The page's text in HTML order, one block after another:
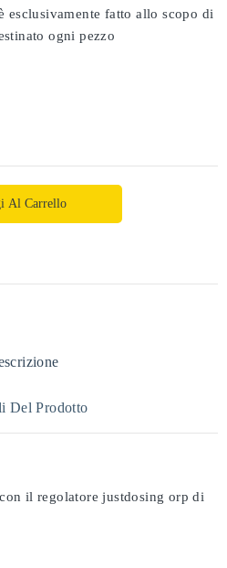
esclusivamente fatto allo scopo di
ogni pezzo
Al Carrello
Del Prodotto
il regolatore justdosing orp di